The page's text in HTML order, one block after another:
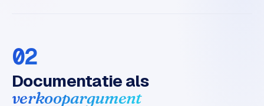
BRANCHE-
EXPERTISE
F
i
02
Documentatie als
verkoopargument